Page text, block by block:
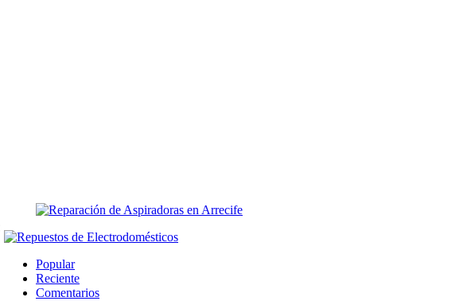
Popular
Reciente
Comentarios